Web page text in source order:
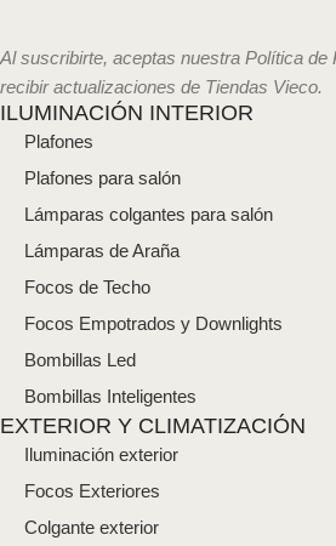
l
c
t
ó
n
i
o
Al suscribirte, aceptas nuestra Política de
recibir actualizaciones de Tiendas Vieco.
ILUMINACIÓN INTERIOR
Plafones
Plafones para salón
Lámparas colgantes para salón
Lámparas de Araña
Focos de Techo
Focos Empotrados y Downlights
Bombillas Led
Bombillas Inteligentes
EXTERIOR Y CLIMATIZACIÓN
Iluminación exterior
Focos Exteriores
Colgante exterior